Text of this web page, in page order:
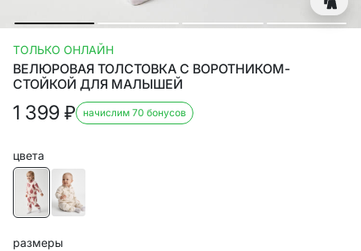
ТОЛЬКО ОНЛАЙН
ВЕЛЮРОВАЯ ТОЛСТОВКА С ВОРОТНИКОМ-
СТОЙКОЙ ДЛЯ МАЛЫШЕЙ
1 399 ₽ начислим 70 бонусов
цвета
размеры